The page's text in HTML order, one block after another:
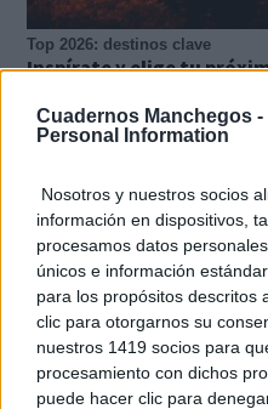
Cuadernos Manchegos -
Personal Information
Nosotros y nuestros socios
información en dispositivos,
procesamos datos
únicos e información
para los propósitos descritos
clic para otorgarnos su
nuestros 1419 socios para
procesamiento con dichos
puede hacer clic para
Top 2026: destinos clave
Inspírate y elige tu